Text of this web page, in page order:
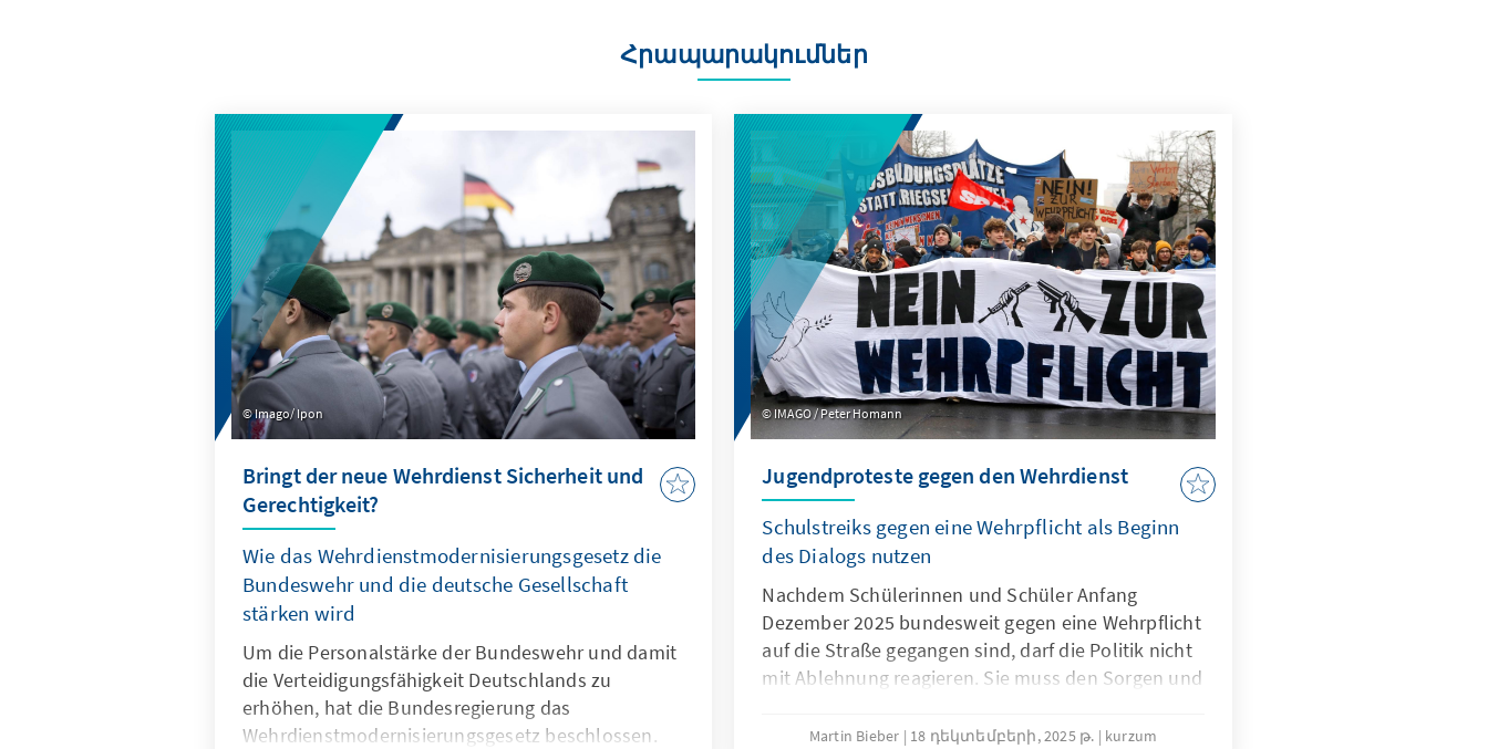
Հրապարակումներ
Imago/ Ipon
Bringt der neue Wehrdienst Sicherheit und
Gerechtigkeit?
Wie das Wehrdienstmodernisierungsgesetz die
Bundeswehr und die deutsche Gesellschaft
stärken wird
Um die Personalstärke der Bundeswehr und damit
die Verteidigungsfähigkeit Deutschlands zu
erhöhen, hat die Bundesregierung das
Wehrdienstmodernisierungsgesetz beschlossen.
IMAGO / Peter Homann
Jugendproteste gegen den Wehrdienst
Schulstreiks gegen eine Wehrpflicht als Beginn
des Dialogs nutzen
Nachdem Schülerinnen und Schüler Anfang
Dezember 2025 bundesweit gegen eine Wehrpflicht
auf die Straße gegangen sind, darf die Politik nicht
mit Ablehnung reagieren. Sie muss den Sorgen und
begegnen. Nur wenn die Jugend einbezogen wird,
Martin Bieber 18 դեկտեմբերի, 2025 թ. kurzum